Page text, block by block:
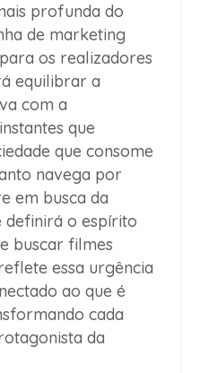
profunda do
de marketing
os realizadores
equilibrar a
com a
que
que consome
navega por
em busca da
definirá o espírito
buscar filmes
essa urgência
ao que é
cada
da